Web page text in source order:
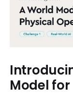
Model